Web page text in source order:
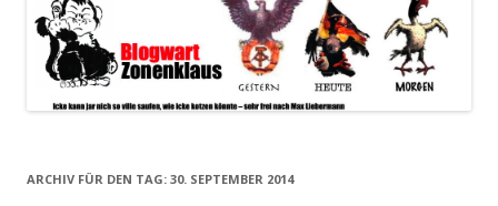
ARCHIV FÜR DEN TAG: 30. SEPTEMBER 2014